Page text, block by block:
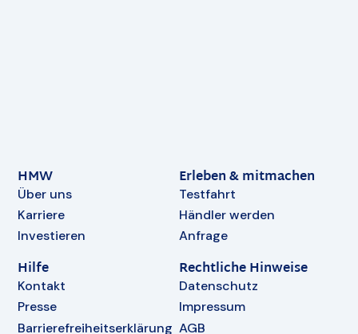
HMW
Über uns
Karriere
Investieren
Erleben & mitmachen
Testfahrt
Händler werden
Anfrage
Hilfe
Kontakt
Presse
Barrierefreiheitserklärung
Rechtliche Hinweise
Datenschutz
Impressum
AGB